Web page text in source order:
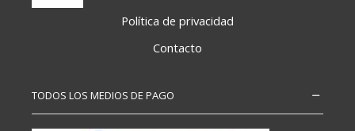
Política de privacidad
Contacto
TODOS LOS MEDIOS DE PAGO